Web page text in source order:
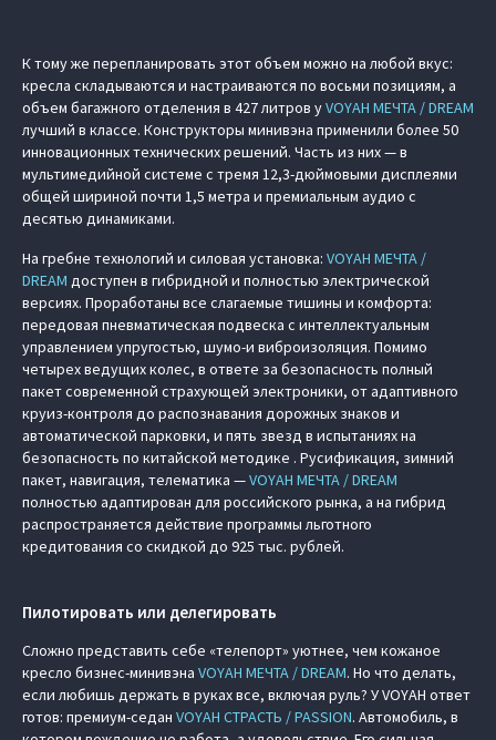
К тому же перепланировать этот объем можно на любой вкус:
кресла складываются и настраиваются по восьми позициям, а
объем багажного отделения в 427 литров уVOYAH МЕЧТА / DREAM
лучший в классе. Конструкторы минивэна применили более 50
инновационных технических решений. Часть из них — в
мультимедийной системе с тремя 12,3-дюймовыми дисплеями
общей шириной почти 1,5 метра и премиальным аудио с
десятью динамиками.
На гребне технологий и силовая установка: VOYAH МЕЧТА /
DREAM доступен в гибридной и полностью электрической
версиях. Проработаны все слагаемые тишины и комфорта:
передовая пневматическая подвеска с интеллектуальным
управлением упругостью, шумо-и виброизоляция. Помимо
четырех ведущих колес, в ответе за безопасность полный
пакет современной страхующей электроники, от адаптивного
круиз-контроля до распознавания дорожных знаков и
автоматической парковки, и пять звезд в испытаниях на
безопасность по китайской методике . Русификация, зимний
пакет, навигация, телематика —VOYAH МЕЧТА / DREAM
полностью адаптирован для российского рынка, а на гибрид
распространяется действие программы льготного
кредитования со скидкой до 925 тыс. рублей.
Пилотировать или делегировать
Сложно представить себе «телепорт» уютнее, чем кожаное
кресло бизнес-минивэна VOYAH МЕЧТА / DREAM. Но что делать,
если любишь держать в руках все, включая руль? У VOYAH ответ
готов: премиум-седан VOYAH СТРАСТЬ / PASSION. Автомобиль, в